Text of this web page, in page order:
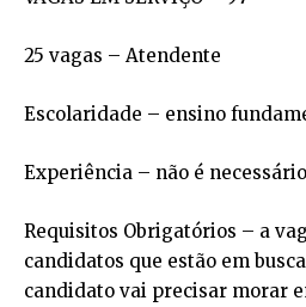
25 vagas – Atendente
Escolaridade – ensino
Experiência – não é
Requisitos Obrigatórios – a
candidatos que estão em
candidato vai precisar morar